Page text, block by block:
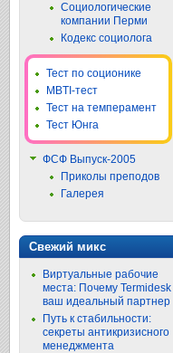
Социологические
компании Перми
Кодекс социолога
Тест по соционике
MBTI-тест
Тест на темперамент
Тест Юнга
ФСФ Выпуск-2005
Приколы преподов
Галерея
Свежий микс
Виртуальные рабочие
места: Почему Termidesk
ваш идеальный партнер
Путь к стабильности:
секреты антикризисного
менеджмента